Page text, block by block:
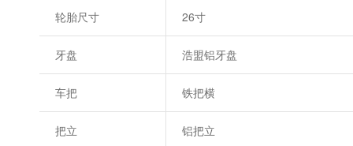
轮胎尺寸 26寸
牙盘 浩盟铝牙盘
车把 铁把横
把立 铝把立